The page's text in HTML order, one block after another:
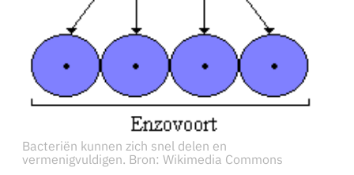
Bacteriën kunnen zich snel delen en
vermenigvuldigen. Bron: Wikimedia Commons